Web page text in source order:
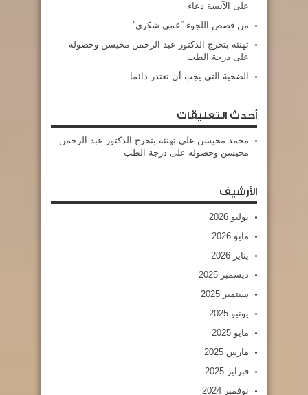
على الآنسة دعاء
من قصص اللجوء “عمي شكري”
تهنئة بتخرج الدكتور عبد الرحمن محيسن وحصوله
على درجة الطب
الضحية التي يجب أن تعتذر دائما
أحدث التعليقات
محمد محيسن على تهنئة بتخرج الدكتور عبد الرحمن
محيسن وحصوله على درجة الطب
الأرشيف
يوليو 2026
مايو 2026
يناير 2026
ديسمبر 2025
سبتمبر 2025
يونيو 2025
مايو 2025
مارس 2025
فبراير 2025
نوفمبر 2024